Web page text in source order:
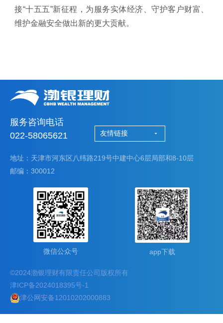
接“十五五”新征程，为服务实体经济、守护客户财富、
维护金融安全做出新的更大贡献。
服务咨询电话
022-58065621
友情链接
地址：天津市河东区八纬路219号中建中心6层局部和8-10层
邮编：300012
微信公众号 app下载
©2024渤银理财有限责任公司版权所有
津ICP备2024018395号-1
津公网安备12010202000883